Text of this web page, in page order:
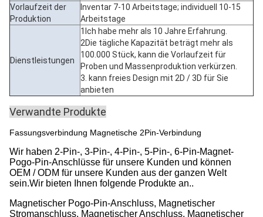
Vorlaufzeit der
Produktion
Inventar 7-10 Arbeitstage; individuell 10-15
Arbeitstage
Dienstleistungen
1Ich habe mehr als 10 Jahre Erfahrung.
2Die tägliche Kapazität beträgt mehr als
100.000 Stück, kann die Vorlaufzeit für
Proben und Massenproduktion verkürzen.
3. kann freies Design mit 2D / 3D für Sie
anbieten
Verwandte Produkte
Fassungsverbindung Magnetische 2Pin-Verbindung
Wir haben 2-Pin-, 3-Pin-, 4-Pin-, 5-Pin-, 6-Pin-Magnet-
Pogo-Pin-Anschlüsse für unsere Kunden und können
OEM / ODM für unsere Kunden aus der ganzen Welt
sein.Wir bieten Ihnen folgende Produkte an..
Magnetischer Pogo-Pin-Anschluss, Magnetischer
Stromanschluss, Magnetischer Anschluss, Magnetischer